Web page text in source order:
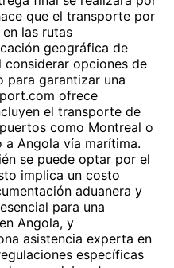
que el transporte por
las rutas
geográfica de
considerar opciones de
para garantizar una
ofrece
el transporte de
como Montreal o
a Angola vía marítima.
se puede optar por el
implica un costo
aduanera y
para una
Angola, y
asistencia experta en
específicas